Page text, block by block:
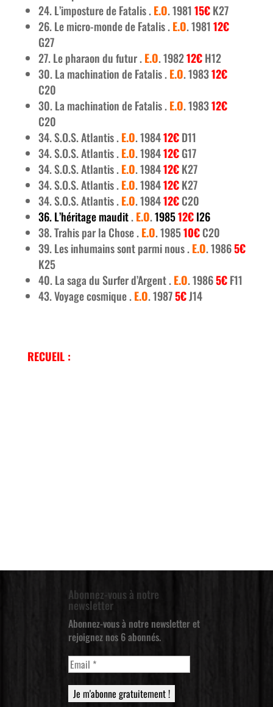
24. L’imposture de Fatalis .E.O. 198115€K27
26. Le micro-monde de Fatalis .E.O. 198112€
G27
27. Le pharaon du futur .E.O. 198212€H12
30. La machination de Fatalis .E.O. 198312€
C20
30. La machination de Fatalis .E.O. 198312€
C20
34. S.O.S. Atlantis .E.O. 198412€D11
34. S.O.S. Atlantis .E.O. 198412€G17
34. S.O.S. Atlantis .E.O. 198412€K27
34. S.O.S. Atlantis .E.O. 198412€K27
34. S.O.S. Atlantis .E.O. 198412€C20
36. L’héritage maudit.E.O.198512€ I26
38. Trahis par la Chose .E.O. 198510€C20
39. Les inhumains sont parmi nous .E.O. 19865€
K25
40. La saga du Surfer d’Argent .E.O. 19865€F11
43. Voyage cosmique .E.O. 19875€J14
RECUEIL :
Abonnez-vous à notre
newsletter
Abonnez-vous à notre newsletter et
rejoignez nos 6 abonnés.